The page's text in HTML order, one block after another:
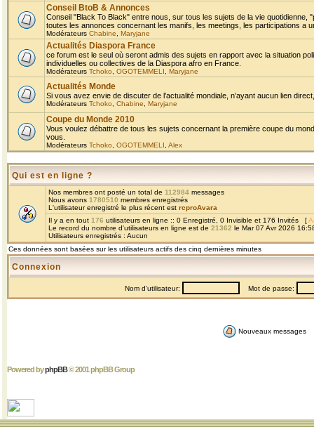
Conseil BtoB & Annonces
Conseil "Black To Black" entre nous, sur tous les sujets de la vie
toutes les annonces concernant les manifs, les meetings, les participations a
Modérateurs Chabine Maryjane
Actualités Diaspora France
ce forum est le seul où seront admis des sujets en rapport avec la situation
individuelles ou collectives de la Diaspora afro en France.
Modérateurs Tchoko OGOTEMMELI Maryjane
Actualités Monde
Si vous avez envie de discuter de l’actualité mondiale, n’ayant aucun lien
Modérateurs Tchoko Chabine Maryjane
Coupe du Monde 2010
Vous voulez débattre de tous les sujets concernant la première coupe du
vous.
Modérateurs Tchoko OGOTEMMELI Alex
Qui est en ligne ?
Nos membres ont posté un total de 112984 messages
Nous avons 1780510 membres enregistrés
L'utilisateur enregistré le plus récent est rcproAvara
Il y a en tout 176 utilisateurs en ligne :: 0 Enregistré, 0 Invisible et 176 Invités [
Le record du nombre d'utilisateurs en ligne est de 21362 le Mar 07 Avr 2026
Utilisateurs enregistrés : Aucun
Ces données sont basées sur les utilisateurs actifs des cinq dernières minutes
Connexion
Nom d'utilisateur: Mot de passe:
Nouveaux messages
Powered byphpBB© 2001 phpBB Group